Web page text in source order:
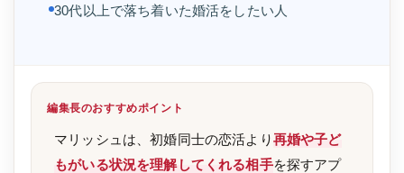
30代以上で落ち着いた婚活をしたい人
編集長のおすすめポイント
マリッシュは、初婚同士の恋活より再婚や子ど
もがいる状況を理解してくれる相手を探すアプ